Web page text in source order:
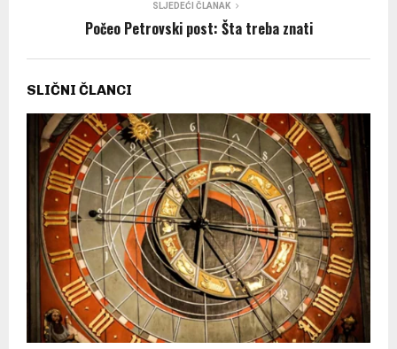
SLJEDEĆI ČLANAK
Počeo Petrovski post: Šta treba znati
SLIČNI ČLANCI